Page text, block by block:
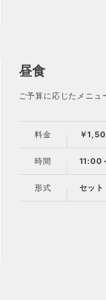
昼食
ご予算に応じたメニ
料金 ￥
時間 11:00
形式 セット